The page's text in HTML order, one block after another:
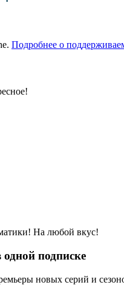
Подробнее о
На любой вкус!
подписке
новых серий и